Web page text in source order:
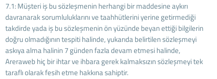
7.1: Müşteri iş bu sözleşmenin herhangi bir maddesine aykırı
davranarak sorumluluklarını ve taahhütlerini yerine getirmediği
takdirde yada iş bu sözleşmenin ön yüzünde beyan ettiği bilgilerin
doğru olmadığının tespiti halinde, yukarıda belirtilen sözleşmeyi
askıya alma halinin 7 günden fazla devam etmesi halinde,
Areraweb hiç bir ihtar ve ihbara gerek kalmaksızın sözleşmeyi tek
taraflı olarak fesih etme hakkına sahiptir.